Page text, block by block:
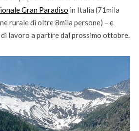
Gran Paradiso in Italia (71mila
rurale di oltre 8mila persone) – e
lavoro a partire dal prossimo ottobre.